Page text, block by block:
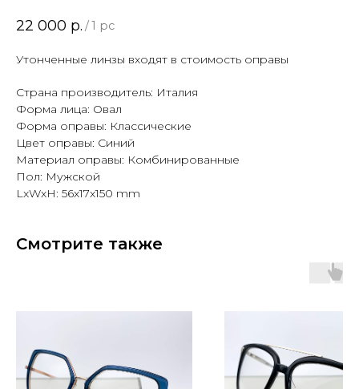
22 000 р. /1 pc
Утонченные линзы входят в стоимость оправы
Страна производитель: Италия
Форма лица: Овал
Форма оправы: Классические
Цвет оправы: Синий
Материал оправы: Комбинированные
Пол: Мужской
LxWxH: 56x17x150 mm
Смотрите также